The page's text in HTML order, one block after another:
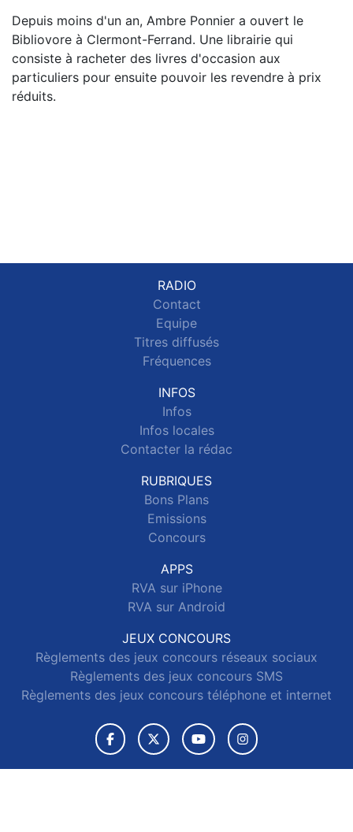
Depuis moins d'un an, Ambre Ponnier a ouvert le
Bibliovore à Clermont-Ferrand. Une librairie qui
consiste à racheter des livres d'occasion aux
particuliers pour ensuite pouvoir les revendre à prix
réduits.
RADIO
Contact
Equipe
Titres diffusés
Fréquences
INFOS
Infos
Infos locales
Contacter la rédac
RUBRIQUES
Bons Plans
Emissions
Concours
APPS
RVA sur iPhone
RVA sur Android
JEUX CONCOURS
Règlements des jeux concours réseaux sociaux
Règlements des jeux concours SMS
Règlements des jeux concours téléphone et internet